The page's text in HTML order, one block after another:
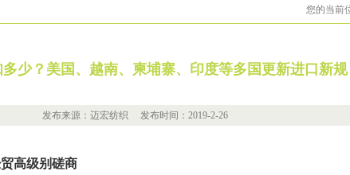
您的当前
少？美国、越南、柬埔寨、印度等多国更新进口新规
发布来源：迈宏纺织 发布时间：2019-2-26
高级别磋商